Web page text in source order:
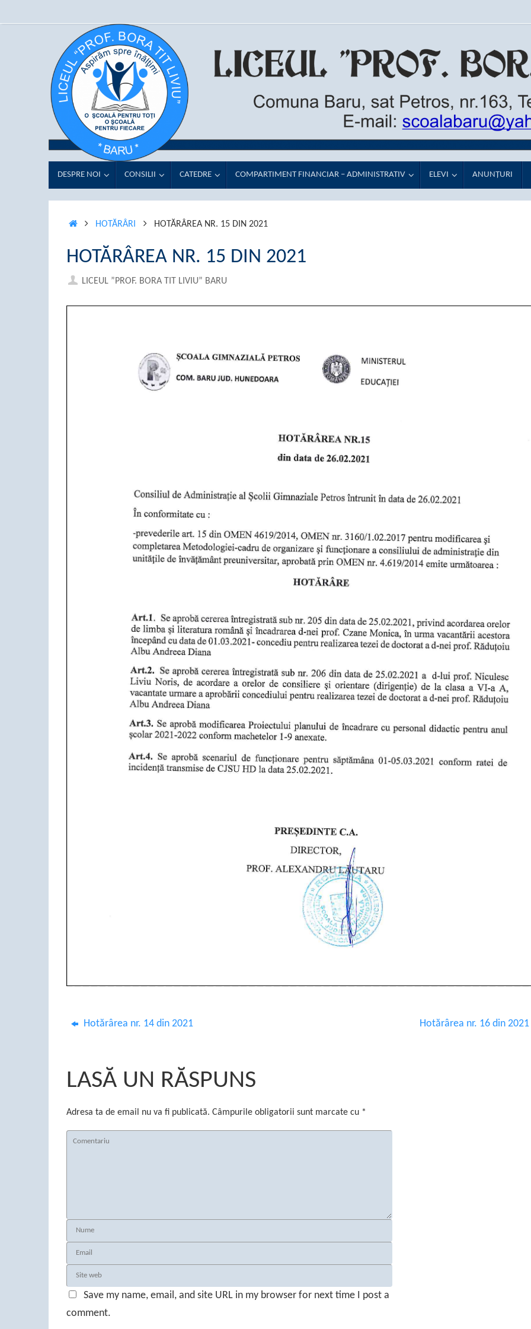
la
DESPRE NOI CONSILII CATEDRE COMPARTIMENT FINANCIAR – ADMINISTRATIV ELEVI ANUNŢURI
PRIMAHOTĂRÂRI HOTĂRÂREA NR. 15 DIN 2021
HOTĂRÂREA NR. 15 DIN 2021
LICEUL ”PROF. BORA TIT LIVIU” BARU
Hotărârea nr. 14 din 2021 Hotărârea nr. 16 din 2021
LASĂ UN RĂSPUNS
Adresa ta de email nu va fi publicată. Câmpurile obligatorii sunt marcate cu *
Save my name, email, and site URL in my browser for next time I post a
comment.